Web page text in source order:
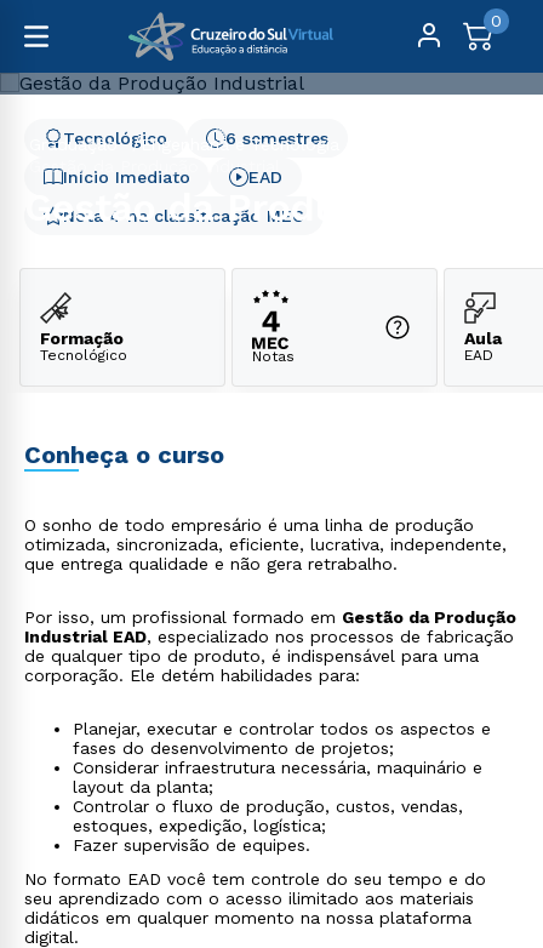
0
Graduação
Engenharia e Tecnologia
Gestão da Produção Industrial
Gestão da Produção
Início Imediato
Nota 4 na classificação MEC
6 semestres
Tecnológico
EAD
Formação
Tecnológico Notas
Aula
EAD
Conheça o curso
O sonho de todo empresário é uma linha de produção
otimizada, sincronizada, eficiente, lucrativa, independente,
que entrega qualidade e não gera retrabalho.
Por isso, um profissional formado em Gestão da Produção
Industrial EAD, especializado nos processos de fabricação
de qualquer tipo de produto, é indispensável para uma
corporação. Ele detém habilidades para:
Planejar, executar e controlar todos os aspectos e
fases do desenvolvimento de projetos;
Considerar infraestrutura necessária, maquinário e
layout da planta;
Controlar o fluxo de produção, custos, vendas,
estoques, expedição, logística;
Fazer supervisão de equipes.
No formato EAD você tem controle do seu tempo e do
seu aprendizado com o acesso ilimitado aos materiais
didáticos em qualquer momento na nossa plataforma
digital.